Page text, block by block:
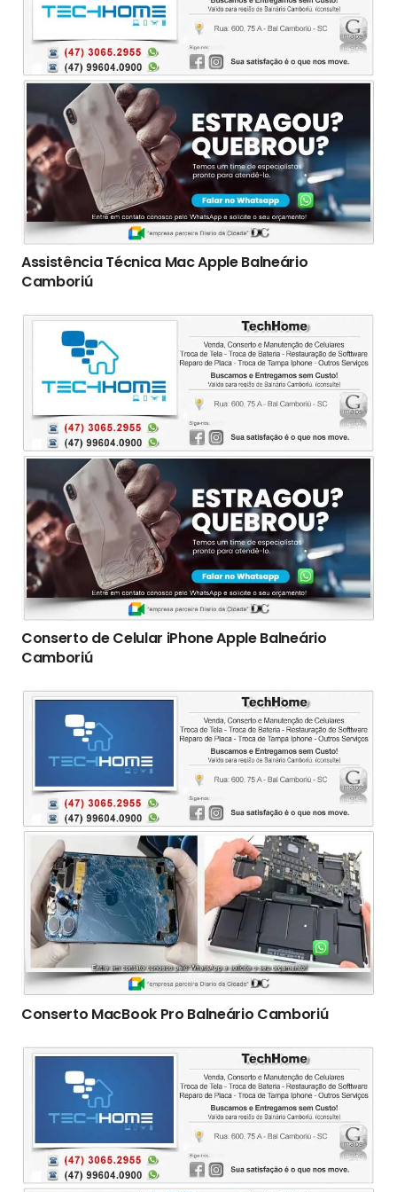
Assistência Técnica Mac Apple Balneário
Camboriú
Conserto de Celular iPhone Apple Balneário
Camboriú
Conserto ‎MacBook Pro Balneário Camboriú